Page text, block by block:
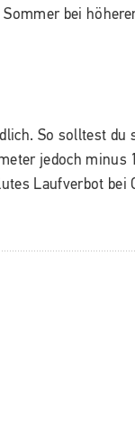
bei
So solltest du
jedoch
Laufverbot bei